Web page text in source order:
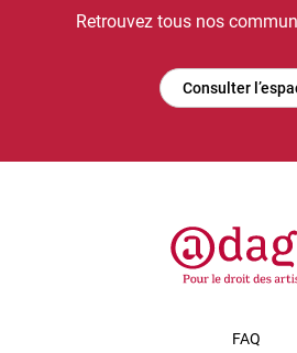
Retrouvez tous nos
Consulter
FAQ